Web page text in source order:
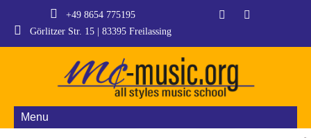
+49 8654 775195
Görlitzer Str. 15 | 83395 Freilassing
Menu